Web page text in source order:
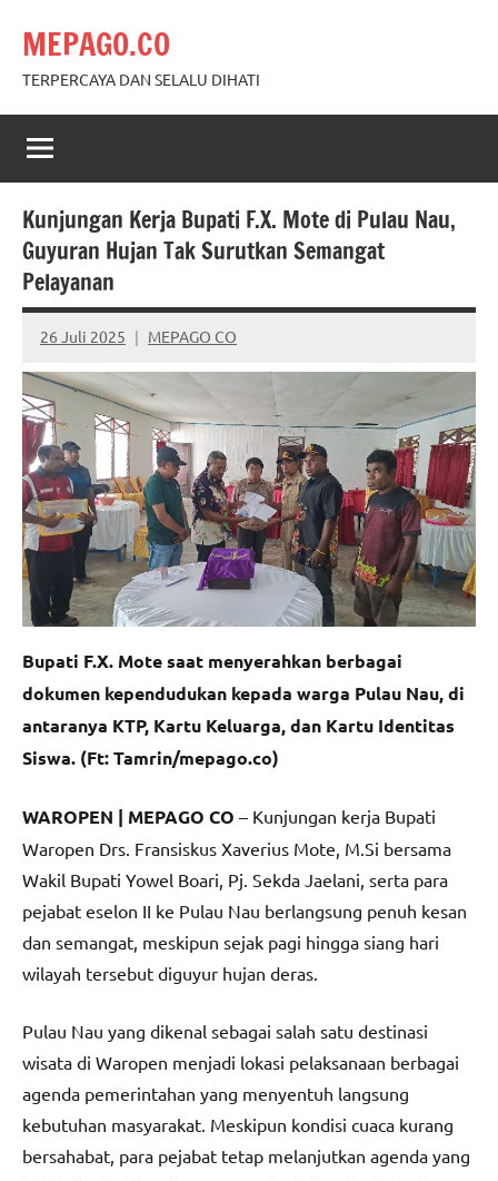
content
MEPAGO.CO
TERPERCAYA DAN SELALU DIHATI
Kunjungan Kerja Bupati F.X. Mote di Pulau Nau,
Guyuran Hujan Tak Surutkan Semangat
Pelayanan
26 Juli 2025 MEPAGO CO
No
comments
Bupati F.X. Mote saat menyerahkan berbagai
dokumen kependudukan kepada warga Pulau Nau, di
antaranya KTP, Kartu Keluarga, dan Kartu Identitas
Siswa. (Ft: Tamrin/mepago.co)
WAROPEN | MEPAGO CO – Kunjungan kerja Bupati
Waropen Drs. Fransiskus Xaverius Mote, M.Si bersama
Wakil Bupati Yowel Boari, Pj. Sekda Jaelani, serta para
pejabat eselon II ke Pulau Nau berlangsung penuh kesan
dan semangat, meskipun sejak pagi hingga siang hari
wilayah tersebut diguyur hujan deras.
Pulau Nau yang dikenal sebagai salah satu destinasi
wisata di Waropen menjadi lokasi pelaksanaan berbagai
agenda pemerintahan yang menyentuh langsung
kebutuhan masyarakat. Meskipun kondisi cuaca kurang
bersahabat, para pejabat tetap melanjutkan agenda yang